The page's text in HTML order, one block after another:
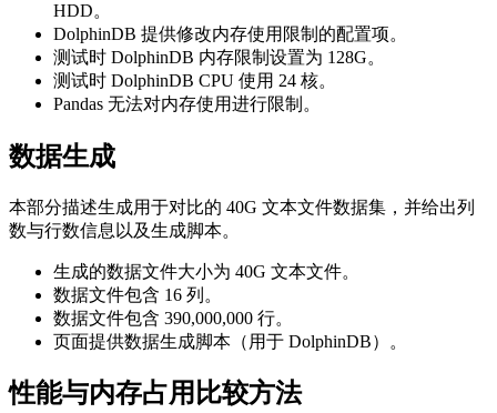
HDD。
DolphinDB 提供修改内存使用限制的配置项。
测试时 DolphinDB 内存限制设置为 128G。
测试时 DolphinDB CPU 使用 24 核。
Pandas 无法对内存使用进行限制。
数据生成
本部分描述生成用于对比的 40G 文本文件数据集，并给出列
数与行数信息以及生成脚本。
生成的数据文件大小为 40G 文本文件。
数据文件包含 16 列。
数据文件包含 390,000,000 行。
页面提供数据生成脚本（用于 DolphinDB）。
性能与内存占用比较方法